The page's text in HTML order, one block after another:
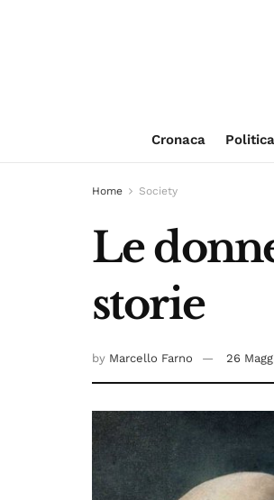
Cronaca Politica
Home Society
Le
storie
by Marcello Farno 26